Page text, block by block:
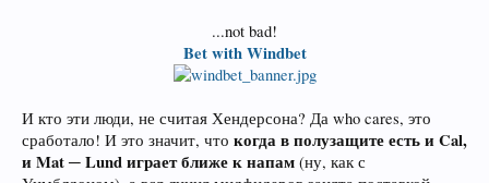
...not bad!
Bet with Windbet
И кто эти люди, не считая Хендерсона? Да who cares, это
сработало! И это значит, что когда в полузащите есть и Cal,
и Mat ─ Lund играет ближе к напам (ну, как с